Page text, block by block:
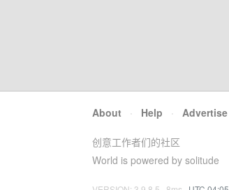
About · Help · Advertise
创意工作者们的社区
World is powered by solitude